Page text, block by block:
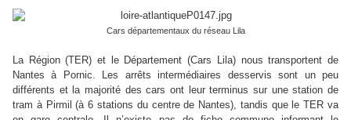
Cars départementaux du réseau Lila
La Région (TER) et le Département (Cars Lila) nous transportent de
Nantes à Pornic. Les arrêts intermédiaires desservis sont un peu
différents et la majorité des cars ont leur terminus sur une station de
tram à Pirmil (à 6 stations du centre de Nantes), tandis que le TER va